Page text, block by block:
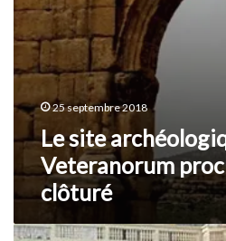
25 septembre 2018
Le site
Veteranorum
clôturé
Lamiggiga